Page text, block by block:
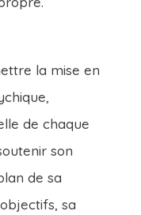
la mise en
de chaque
son
de sa
sa